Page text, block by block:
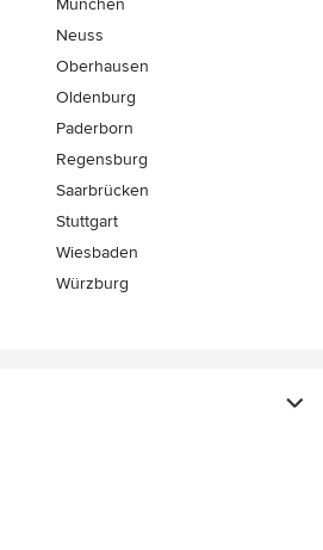
Neuss
Oberhausen
Oldenburg
Paderborn
Regensburg
Saarbrücken
Stuttgart
Wiesbaden
Würzburg